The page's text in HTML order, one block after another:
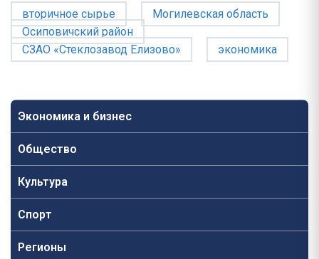
Экономика и бизнес
Общество
Культура
Спорт
Регионы
вторичное сырье
Могилевская область
Осиповичский район
СЗАО «Стеклозавод Елизово»
экономика